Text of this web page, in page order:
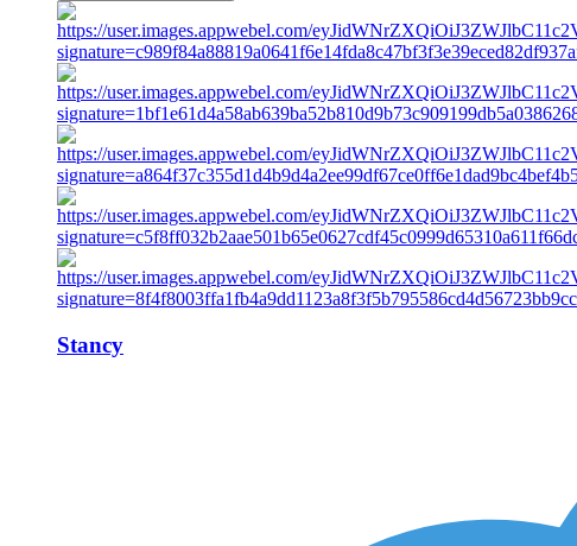
Stancy